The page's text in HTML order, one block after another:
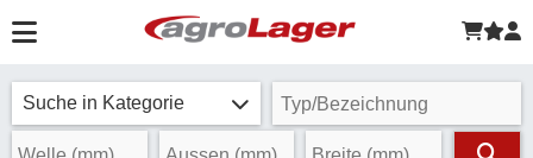
Suche in Kategorie